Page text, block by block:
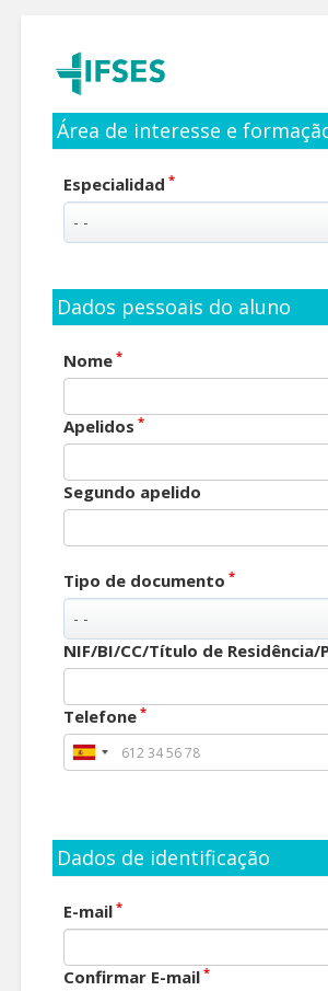
Área de interesse e
Especialidad *
Dados pessoais do aluno
Nome *
Apelidos *
Segundo apelido
Tipo de documento *
NIF/BI/CC/Título de
Telefone *
Dados de identificação
E-mail *
Confirmar E-mail *